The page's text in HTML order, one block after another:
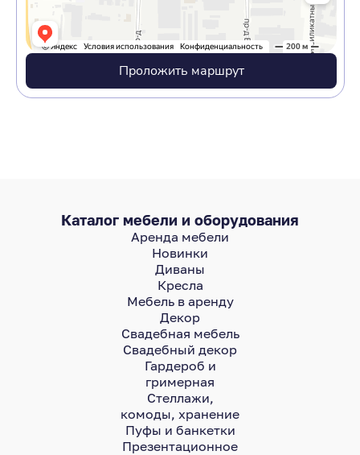
Проложить маршрут
Каталог мебели и оборудования
Аренда мебели
Новинки
Диваны
Кресла
Мебель в аренду
Декор
Свадебная мебель
Свадебный декор
Гардероб и
гримерная
Стеллажи,
комоды, хранение
Пуфы и банкетки
Презентационное